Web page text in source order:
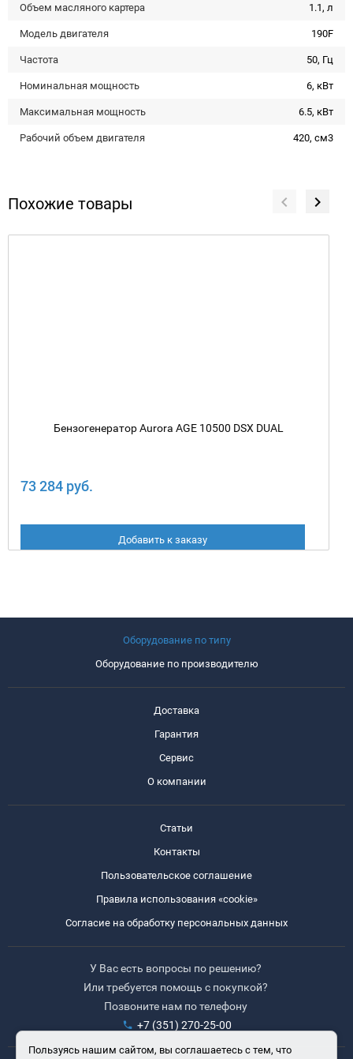
Объем масляного картера 1.1, л
Модель двигателя 190F
Частота 50, Гц
Номинальная мощность 6, кВт
Максимальная мощность 6.5, кВт
Рабочий объем двигателя 420, см3
Похожие товары
Бензогенератор Aurora AGE 10500 DSX DUAL
73 284 руб.
Добавить к заказу
Оборудование по типу
Оборудование по производителю
Доставка
Гарантия
Сервис
О компании
Статьи
Контакты
Пользовательское соглашение
Правила использования «cookie»
Согласие на обработку персональных данных
У Вас есть вопросы по решению?
Или требуется помощь с покупкой?
Позвоните нам по телефону
+7 (351) 270-25-00
Пользуясь нашим сайтом, вы соглашаетесь с тем, что